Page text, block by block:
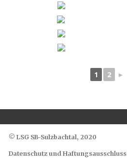
1 2 ►
© LSG SB-Sulzbachtal, 2020
Datenschutz und Haftungsausschluss